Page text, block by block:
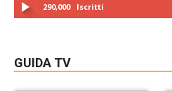
290,000 Iscritti
GUIDA TV